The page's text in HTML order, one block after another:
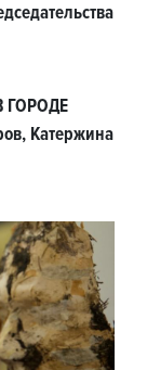
ГОРОДЕ
Катержина